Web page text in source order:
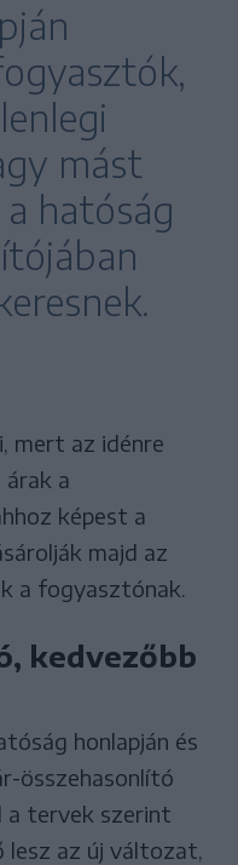
mást
hatóság
mert az idénre
a
képest a
majd az
a fogyasztónak.
kedvezőbb
honlapján és
összehasonlító
a tervek szerint
az új változat,